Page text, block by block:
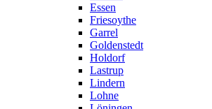
Essen
Friesoythe
Garrel
Goldenstedt
Holdorf
Lastrup
Lindern
Lohne